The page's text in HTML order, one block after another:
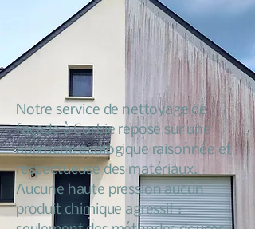
Notre service de nettoyage de
façade à Corbie repose sur une
approche écologique raisonnée et
respectueuse des matériaux.
Aucune haute pression aucun
produit chimique agressif :